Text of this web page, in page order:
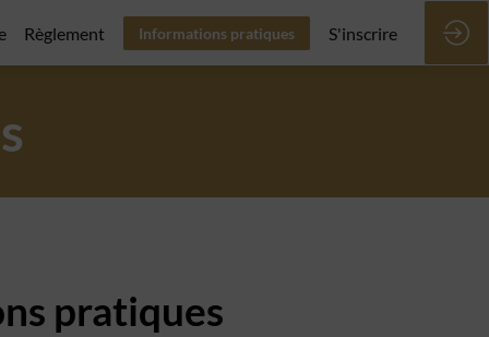
Règlement Informations pratiques S'inscrire
pratiques